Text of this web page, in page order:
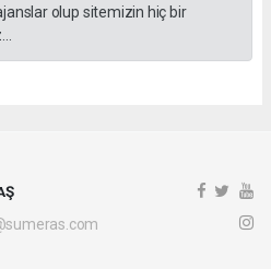
olup sitemizin hiç bir